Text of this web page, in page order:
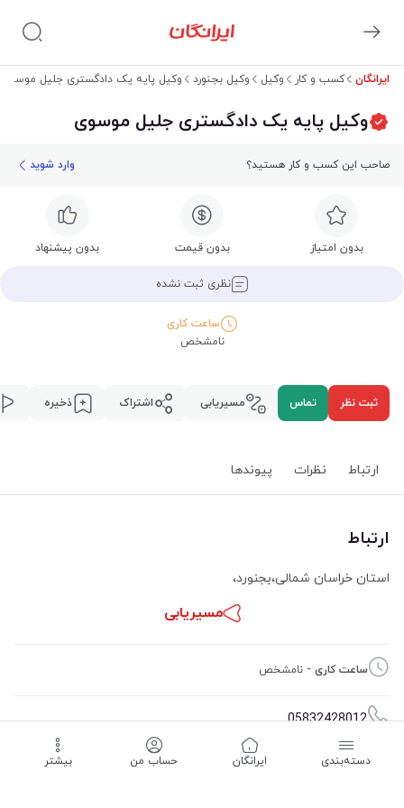
ایرانگان کسب و کار وکیل وکیل بجنورد وکیل پایه یک دادگستری جلیل موسوی
وکیل پایه یک دادگستری جلیل موسوی
صاحب این کسب و کار هستید؟ وارد شوید
بدون امتیاز بدون قیمت بدون پیشنهاد
نظری ثبت نشده
ساعت کاری
نامشخص
ثبت نظر تماس مسیریابی اشتراک ذخیره
ارتباط نظرات پیوند‌ها
ارتباط
استان خراسان شمالی،بجنورد،
مسیریابی
ساعت کاری - نامشخص
05832428012
09153885132
دسته‌بندی ‌ایرانگان حساب من بیشتر